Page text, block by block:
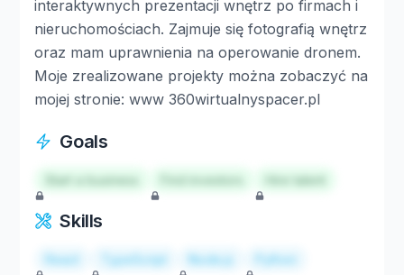
interaktywnych prezentacji wnętrz po firmach i
nieruchomościach. Zajmuje się fotografią wnętrz
oraz mam uprawnienia na operowanie dronem.
Moje zrealizowane projekty można zobaczyć na
mojej stronie: www 360wirtualnyspacer.pl
Goals
Start a business Hire talent
Skills
React TypeScript Node.js Python